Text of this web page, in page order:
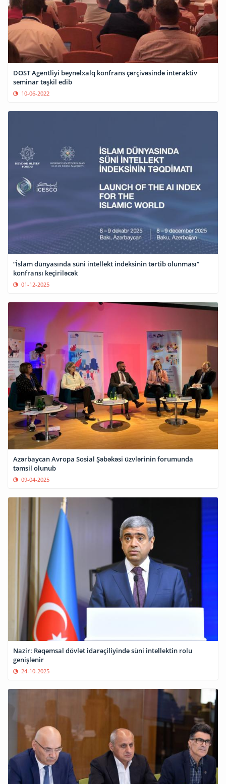
DOST Agentliyi beynəlxalq konfrans çərçivəsində interaktiv
seminar təşkil edib
10-06-2022
“İslam dünyasında süni intellekt indeksinin tərtib olunması”
konfransı keçiriləcək
01-12-2025
Azərbaycan Avropa Sosial Şəbəkəsi üzvlərinin forumunda
təmsil olunub
09-04-2025
Nazir: Rəqəmsal dövlət idarəçiliyində süni intellektin rolu
genişlənir
24-10-2025